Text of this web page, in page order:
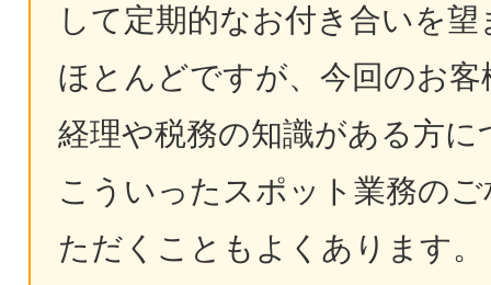
して定期的なお付き合いを
ほとんどですが、今回のお
経理や税務の知識がある方に
こういったスポット業務の
ただくこともよくあります